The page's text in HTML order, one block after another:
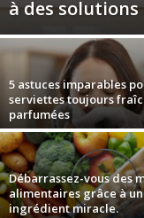
à des
5 astuces imparables
serviettes toujours
parfumées
Débarrassez-vous des
alimentaires grâce à un
ingrédient miracle.